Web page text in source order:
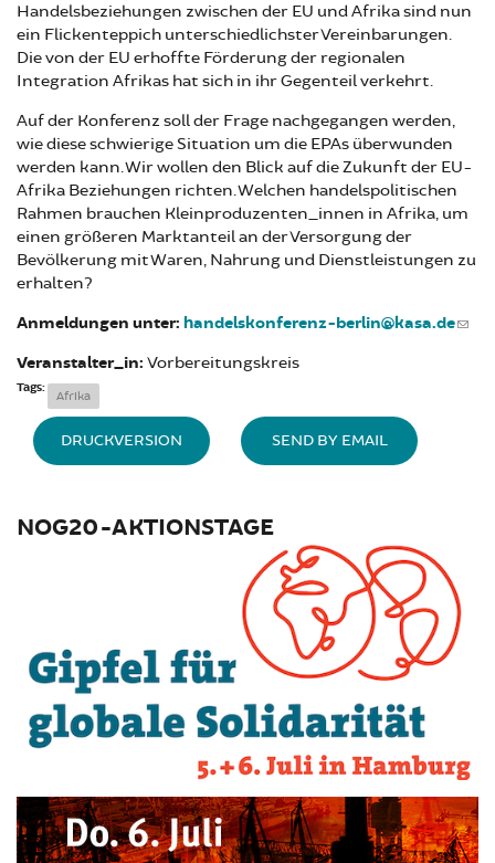
Handelsbeziehungen zwischen der EU und Afrika sind nun
ein Flickenteppich unterschiedlichster Vereinbarungen.
Die von der EU erhoffte Förderung der regionalen
Integration Afrikas hat sich in ihr Gegenteil verkehrt.
Auf der Konferenz soll der Frage nachgegangen werden,
wie diese schwierige Situation um die EPAs überwunden
werden kann. Wir wollen den Blick auf die Zukunft der EU-
Afrika Beziehungen richten. Welchen handelspolitischen
Rahmen brauchen Kleinproduzenten_innen in Afrika, um
einen größeren Marktanteil an der Versorgung der
Bevölkerung mit Waren, Nahrung und Dienstleistungen zu
erhalten?
Anmeldungen unter: handelskonferenz-berlin@kasa.de
Veranstalter_in: Vorbereitungskreis
Tags:
Afrika
DRUCKVERSION SEND BY EMAIL
NOG20-AKTIONSTAGE